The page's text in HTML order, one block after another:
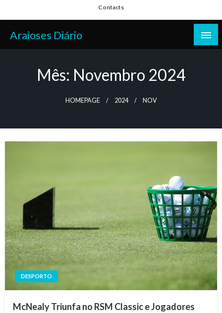
to
content
Contacts
Araioses Diário
Mês: Novembro 2024
HOMEPAGE 2024 NOV
DESPORTO
McNealy Triunfa no RSM Classic e Jogadores